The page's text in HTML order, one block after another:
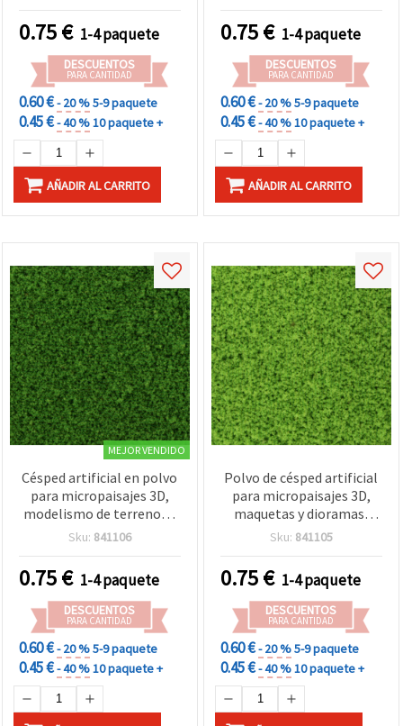
para incrustar en resina
epoxi, color blanco - 5 g
0.75€ 1-4 paquete
DESCUENTOS
PARA CANTIDAD
0.60 €- 20 %5-9 paquete
0.45 €- 40 %10 paquete +
AÑADIR AL CARRITO
modelismo — efecto
arena de construcción
para árboles y flores, para
encapsulado en resina
0.75€ 1-4 paquete
DESCUENTOS
PARA CANTIDAD
0.60 €- 20 %5-9 paquete
0.45 €- 40 %10 paquete +
AÑADIR AL CARRITO
MEJOR VENDIDO
Césped artificial en polvo
para micropaisajes 3D,
modelismo de terrenos y
arena, incrustación en
Sku: 841106
0.75€ 1-4 paquete
DESCUENTOS
PARA CANTIDAD
0.60 €- 20 %5-9 paquete
0.45 €- 40 %10 paquete +
Polvo de césped artificial
para micropaisajes 3D,
maquetas y dioramas;
modelado de terrenos y
resina epoxi, color lima - 5
g
Sku: 841105
0.75€ 1-4 paquete
DESCUENTOS
PARA CANTIDAD
0.60 €- 20 %5-9 paquete
0.45 €- 40 %10 paquete +